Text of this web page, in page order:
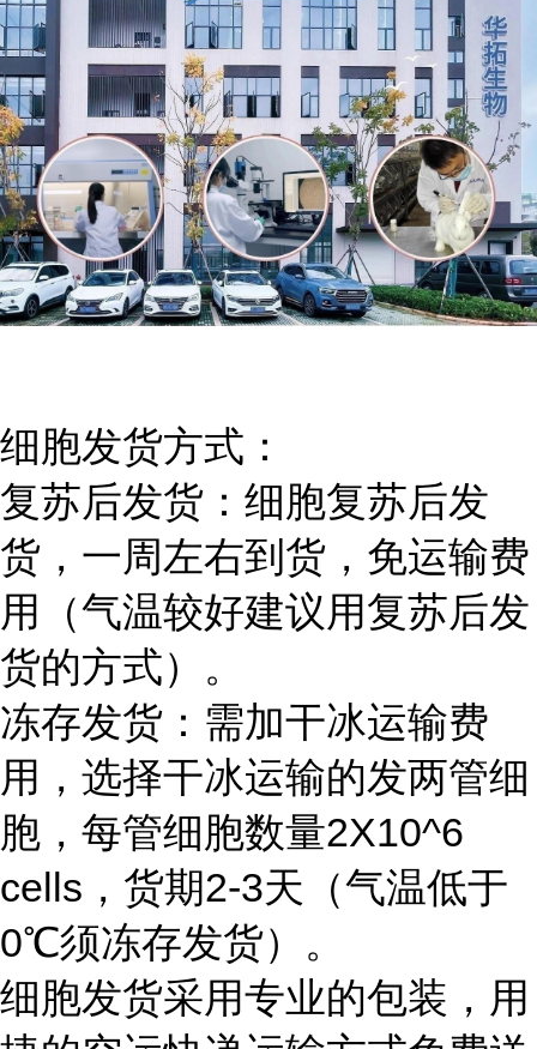
细胞发货方式：
复苏后发货：细胞复苏后发
货，一周左右到货，免运输费
用（气温较好建议用复苏后发
货的方式）。
冻存发货：需加干冰运输费
用，选择干冰运输的发两管细
胞，每管细胞数量2X10^6
cells，货期2-3天（气温低于
0℃须冻存发货）。
细胞发货采用专业的包装，用